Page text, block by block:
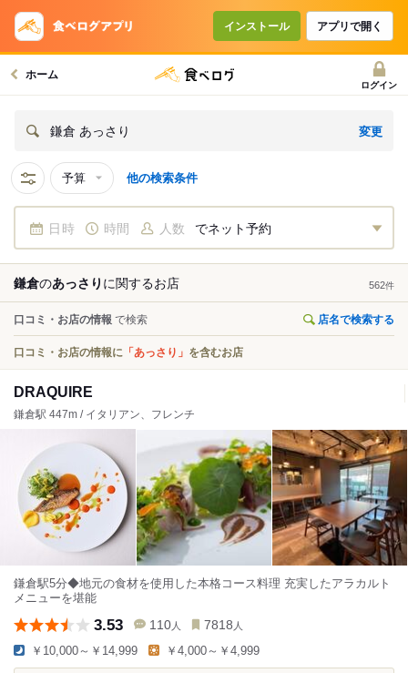
インストール アプリで開く
ホーム
ログイン
鎌倉 あっさり 変更
予算 他の検索条件
日時 時間 人数 でネット予約
鎌倉のあっさり に関するお店 562件
口コミ・お店の情報 で検索 店名で検索する
口コミ・お店の情報に 「あっさり」 を含むお店
DRAQUIRE
鎌倉駅 447m / イタリアン、フレンチ
鎌倉駅5分◆地元の食材を使用した本格コース料理 充実したアラカルト
メニューを堪能
3.53 110 人 7818 人
￥10,000～￥14,999 ￥4,000～￥4,999